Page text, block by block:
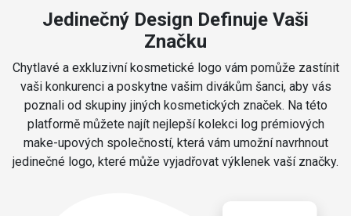
Jedinečný Design Definuje Vaši
Značku
Chytlavé a exkluzivní kosmetické logo vám pomůže zastínit
vaši konkurenci a poskytne vašim divákům šanci, aby vás
poznali od skupiny jiných kosmetických značek. Na této
platformě můžete najít nejlepší kolekci log prémiových
make-upových společností, která vám umožní navrhnout
jedinečné logo, které může vyjadřovat výklenek vaší značky.